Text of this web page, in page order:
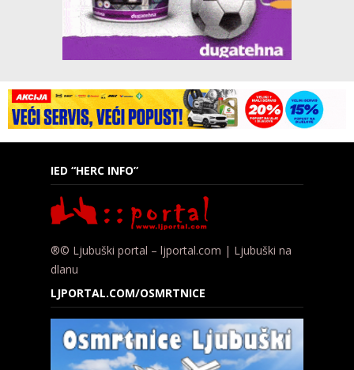
IED “HERC INFO”
®© Ljubuški portal – ljportal.com | Ljubuški na
dlanu
LJPORTAL.COM/OSMRTNICE